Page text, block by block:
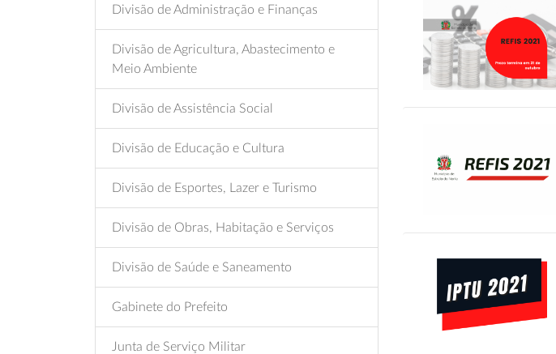
Divisão de Administração e Finanças
Divisão de Agricultura, Abastecimento e
Meio Ambiente
Divisão de Assistência Social
Divisão de Educação e Cultura
Divisão de Esportes, Lazer e Turismo
Divisão de Obras, Habitação e Serviços
Divisão de Saúde e Saneamento
Gabinete do Prefeito
Junta de Serviço Militar